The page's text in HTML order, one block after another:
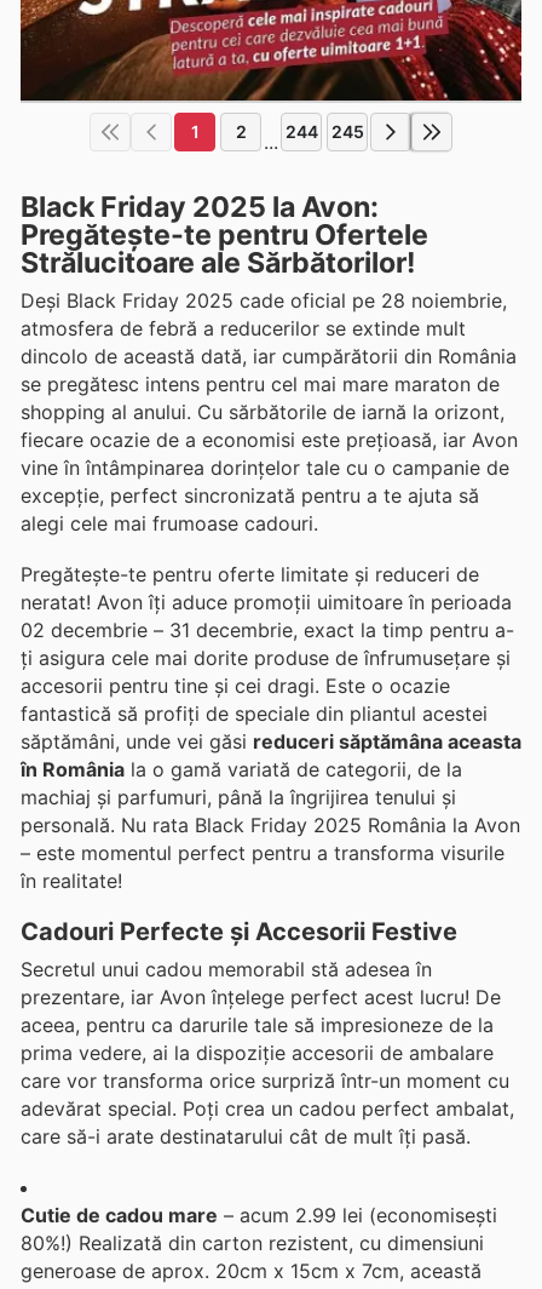
1 2 ... 244 245
Black Friday 2025 la Avon:
Pregătește-te pentru Ofertele
Strălucitoare ale Sărbătorilor!
Deși Black Friday 2025 cade oficial pe 28 noiembrie,
atmosfera de febră a reducerilor se extinde mult
dincolo de această dată, iar cumpărătorii din România
se pregătesc intens pentru cel mai mare maraton de
shopping al anului. Cu sărbătorile de iarnă la orizont,
fiecare ocazie de a economisi este prețioasă, iar Avon
vine în întâmpinarea dorințelor tale cu o campanie de
excepție, perfect sincronizată pentru a te ajuta să
alegi cele mai frumoase cadouri.
Pregătește-te pentru oferte limitate și reduceri de
neratat! Avon îți aduce promoții uimitoare în perioada
02 decembrie – 31 decembrie, exact la timp pentru a-
ți asigura cele mai dorite produse de înfrumusețare și
accesorii pentru tine și cei dragi. Este o ocazie
fantastică să profiți de speciale din pliantul acestei
săptămâni, unde vei găsi reduceri săptămâna aceasta
în România la o gamă variată de categorii, de la
machiaj și parfumuri, până la îngrijirea tenului și
personală. Nu rata Black Friday 2025 România la Avon
– este momentul perfect pentru a transforma visurile
în realitate!
Cadouri Perfecte și Accesorii Festive
Secretul unui cadou memorabil stă adesea în
prezentare, iar Avon înțelege perfect acest lucru! De
aceea, pentru ca darurile tale să impresioneze de la
prima vedere, ai la dispoziție accesorii de ambalare
care vor transforma orice surpriză într-un moment cu
adevărat special. Poți crea un cadou perfect ambalat,
care să-i arate destinatarului cât de mult îți pasă.
Cutie de cadou mare – acum 2.99 lei (economisești
80%!) Realizată din carton rezistent, cu dimensiuni
generoase de aprox. 20cm x 15cm x 7cm, această